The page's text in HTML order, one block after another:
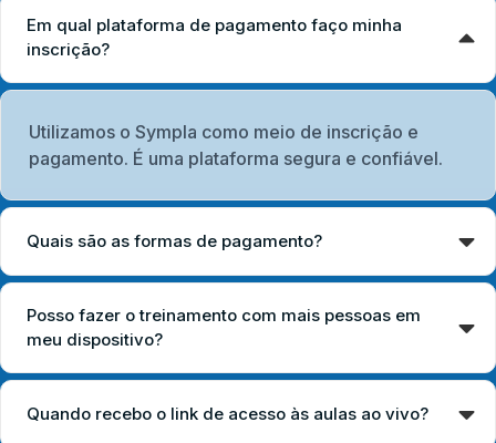
Em qual plataforma de pagamento faço minha
inscrição?
Utilizamos o Sympla como meio de inscrição e
pagamento. É uma plataforma segura e confiável.
Quais são as formas de pagamento?
Posso fazer o treinamento com mais pessoas em
meu dispositivo?
Quando recebo o link de acesso às aulas ao vivo?